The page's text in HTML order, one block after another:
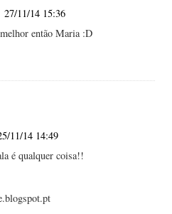
27/11/14 15:36
então Maria :D
11/14 14:49
é qualquer coisa!!